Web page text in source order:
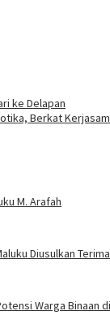
ke Delapan
Berkat
M. Arafah
Diusulkan Terima
Warga Binaan